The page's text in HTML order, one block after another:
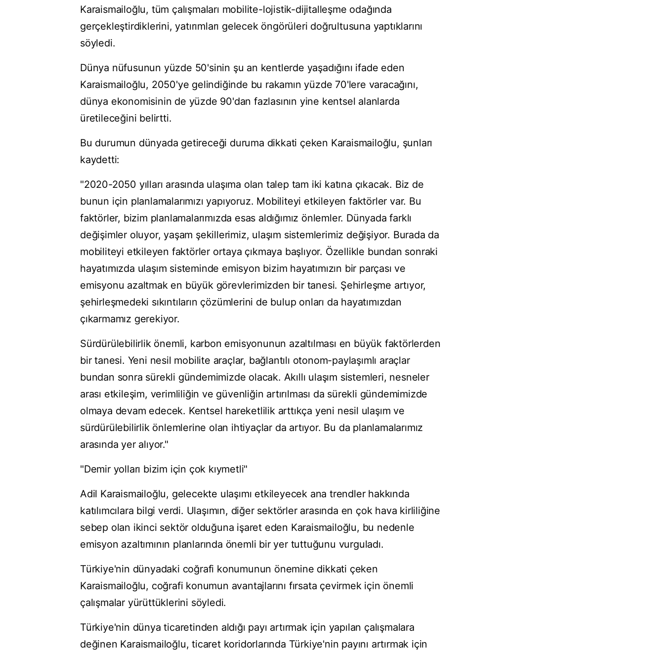
Karaismailoğlu, tüm çalışmaları mobilite-lojistik-dijitalleşme odağında
gerçekleştirdiklerini, yatırımları gelecek öngörüleri doğrultusuna yaptıklarını
söyledi.
Dünya nüfusunun yüzde 50'sinin şu an kentlerde yaşadığını ifade eden
Karaismailoğlu, 2050'ye gelindiğinde bu rakamın yüzde 70'lere varacağını,
dünya ekonomisinin de yüzde 90'dan fazlasının yine kentsel alanlarda
üretileceğini belirtti.
Bu durumun dünyada getireceği duruma dikkati çeken Karaismailoğlu, şunları
kaydetti:
"2020-2050 yılları arasında ulaşıma olan talep tam iki katına çıkacak. Biz de
bunun için planlamalarımızı yapıyoruz. Mobiliteyi etkileyen faktörler var. Bu
faktörler, bizim planlamalarımızda esas aldığımız önlemler. Dünyada farklı
değişimler oluyor, yaşam şekillerimiz, ulaşım sistemlerimiz değişiyor. Burada da
mobiliteyi etkileyen faktörler ortaya çıkmaya başlıyor. Özellikle bundan sonraki
hayatımızda ulaşım sisteminde emisyon bizim hayatımızın bir parçası ve
emisyonu azaltmak en büyük görevlerimizden bir tanesi. Şehirleşme artıyor,
şehirleşmedeki sıkıntıların çözümlerini de bulup onları da hayatımızdan
çıkarmamız gerekiyor.
Sürdürülebilirlik önemli, karbon emisyonunun azaltılması en büyük faktörlerden
bir tanesi. Yeni nesil mobilite araçlar, bağlantılı otonom-paylaşımlı araçlar
bundan sonra sürekli gündemimizde olacak. Akıllı ulaşım sistemleri, nesneler
arası etkileşim, verimliliğin ve güvenliğin artırılması da sürekli gündemimizde
olmaya devam edecek. Kentsel hareketlilik arttıkça yeni nesil ulaşım ve
sürdürülebilirlik önlemlerine olan ihtiyaçlar da artıyor. Bu da planlamalarımız
arasında yer alıyor."
"Demir yolları bizim için çok kıymetli"
Adil Karaismailoğlu, gelecekte ulaşımı etkileyecek ana trendler hakkında
katılımcılara bilgi verdi. Ulaşımın, diğer sektörler arasında en çok hava kirliliğine
sebep olan ikinci sektör olduğuna işaret eden Karaismailoğlu, bu nedenle
emisyon azaltımının planlarında önemli bir yer tuttuğunu vurguladı.
Türkiye'nin dünyadaki coğrafi konumunun önemine dikkati çeken
Karaismailoğlu, coğrafi konumun avantajlarını fırsata çevirmek için önemli
çalışmalar yürüttüklerini söyledi.
Türkiye'nin dünya ticaretinden aldığı payı artırmak için yapılan çalışmalara
değinen Karaismailoğlu, ticaret koridorlarında Türkiye'nin payını artırmak için